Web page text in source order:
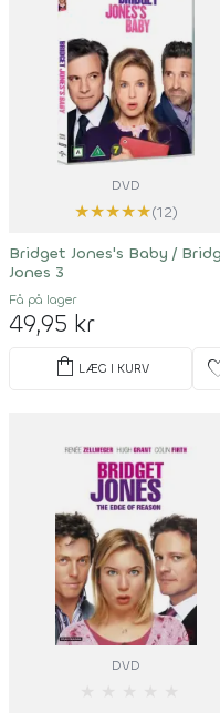
DVD
★★★★★(12)
Bridget Jones's Baby /
Jones 3
Få på lager
49,95 kr
shopping_bag LÆG I KURV
DVD